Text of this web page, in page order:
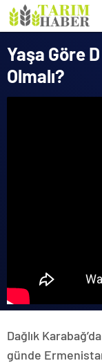
Yaşa Göre
Olmalı?
Dağlık
günde